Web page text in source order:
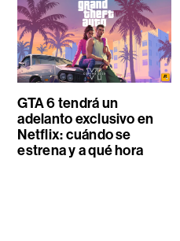
GTA 6 tendrá un
adelanto exclusivo en
Netflix: cuándo se
estrena y a qué hora